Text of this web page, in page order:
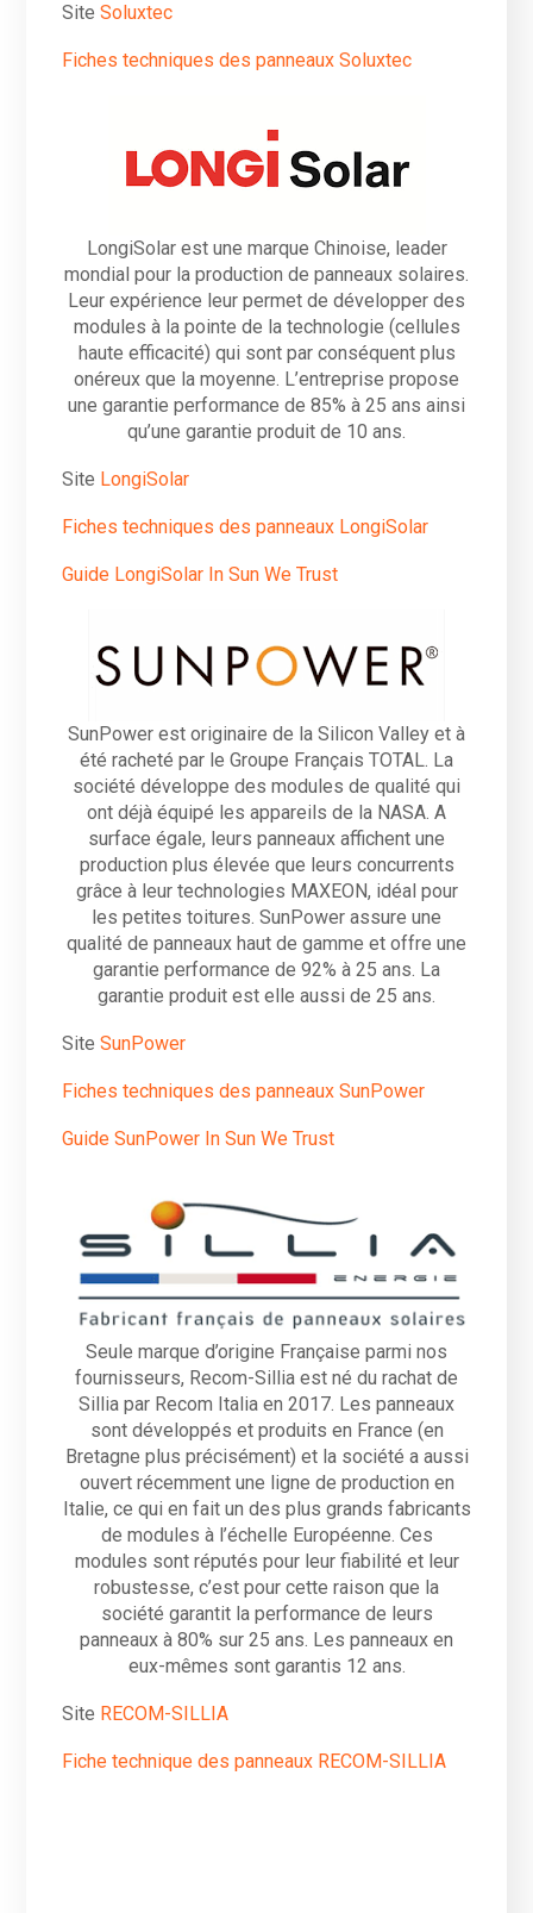
SiteSoluxtec
Fiches techniques des panneaux Soluxtec
LongiSolar est une marque Chinoise, leader
mondial pour la production de panneaux solaires.
Leur expérience leur permet de développer des
modules à la pointe de la technologie (cellules
haute efficacité) qui sont par conséquent plus
onéreux que la moyenne. L’entreprise propose
une garantie performance de 85% à 25 ans ainsi
qu’une garantie produit de 10 ans.
Site LongiSolar
Fiches techniques des panneaux LongiSolar
Guide LongiSolar In Sun We Trust
SunPower est originaire de la Silicon Valley et à
été racheté par le Groupe Français TOTAL. La
société développe des modules de qualité qui
ont déjà équipé les appareils de la NASA. A
surface égale, leurs panneaux affichent une
production plus élevée que leurs concurrents
grâce à leur technologies MAXEON, idéal pour
les petites toitures. SunPower assure une
qualité de panneaux haut de gamme et offre une
garantie performance de 92% à 25 ans. La
garantie produit est elle aussi de 25 ans.
SiteSunPower
Fiches techniques des panneaux SunPower
Guide SunPower In Sun We Trust
Seule marque d’origine Française parmi nos
fournisseurs, Recom-Sillia est né du rachat de
Sillia par Recom Italia en 2017. Les panneaux
sont développés et produits en France (en
Bretagne plus précisément) et la société a aussi
ouvert récemment une ligne de production en
Italie, ce qui en fait un des plus grands fabricants
de modules à l’échelle Européenne. Ces
modules sont réputés pour leur fiabilité et leur
robustesse, c’est pour cette raison que la
société garantit la performance de leurs
panneaux à 80% sur 25 ans. Les panneaux en
eux-mêmes sont garantis 12 ans.
Site RECOM-SILLIA
Fiche technique des panneaux RECOM-SILLIA